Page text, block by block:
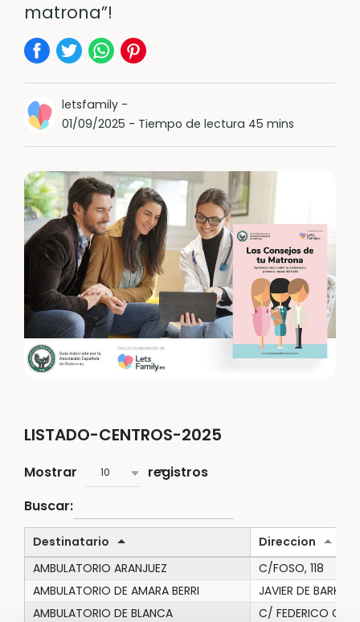
matrona”!
letsfamily -
01/09/2025 - Tiempo de lectura 45 mins
LISTADO-CENTROS-2025
Mostrar 10
registros
Buscar:
Destinatario
Direccion
AMBULATORIO ARANJUEZ
C/FOSO, 118
AMBULATORIO DE AMARA BERRI
JAVIER DE
AMBULATORIO DE BLANCA
C/ FEDERICO